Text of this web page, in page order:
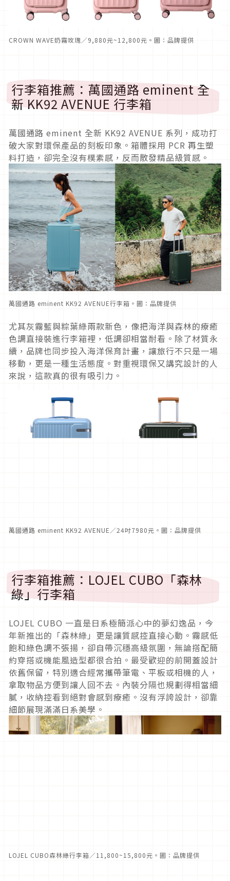
CROWN WAVE奶霧玫瑰／9,880元~12,800元。圖：品牌提供
行李箱推薦：萬國通路 eminent 全
新 KK92 AVENUE 行李箱
萬國通路 eminent 全新 KK92 AVENUE 系列，成功打
破大家對環保產品的刻板印象。箱體採用 PCR 再生塑
料打造，卻完全沒有樸素感，反而散發精品級質感。
萬國通路 eminent KK92 AVENUE行李箱。圖：品牌提供
尤其灰霧藍與粽葉綠兩款新色，像把海洋與森林的療癒
色調直接裝進行李箱裡，低調卻相當耐看。除了材質永
續，品牌也同步投入海洋保育計畫，讓旅行不只是一場
移動，更是一種生活態度。對重視環保又講究設計的人
來說，這款真的很有吸引力。
萬國通路 eminent KK92 AVENUE／24吋7980元。圖：品牌提供
行李箱推薦：LOJEL CUBO「森林
綠」行李箱
LOJEL CUBO 一直是日系極簡派心中的夢幻逸品，今
年新推出的「森林綠」更是讓質感控直接心動。霧感低
飽和綠色調不張揚，卻自帶沉穩高級氛圍，無論搭配簡
約穿搭或機能風造型都很合拍。最受歡迎的前開蓋設計
依舊保留，特別適合經常攜帶筆電、平板或相機的人，
拿取物品方便到讓人回不去。內裝分隔也規劃得相當細
膩，收納控看到絕對會感到療癒。沒有浮誇設計，卻靠
細節展現滿滿日系美學。
LOJEL CUBO森林綠行李箱／11,800~15,800元。圖：品牌提供